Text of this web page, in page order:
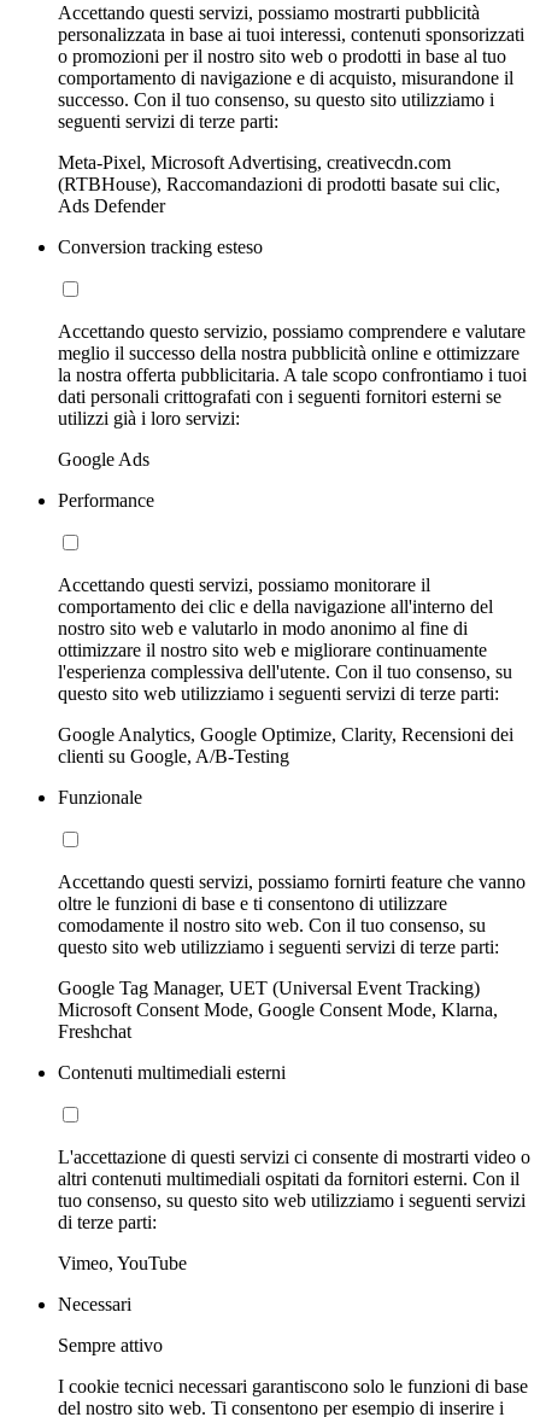
Accettando questi servizi, possiamo mostrarti pubblicità
personalizzata in base ai tuoi interessi, contenuti sponsorizzati
o promozioni per il nostro sito web o prodotti in base al tuo
comportamento di navigazione e di acquisto, misurandone il
successo. Con il tuo consenso, su questo sito utilizziamo i
seguenti servizi di terze parti:
Meta-Pixel, Microsoft Advertising, creativecdn.com
(RTBHouse), Raccomandazioni di prodotti basate sui clic,
Ads Defender
Conversion tracking esteso
Accettando questo servizio, possiamo comprendere e valutare
meglio il successo della nostra pubblicità online e ottimizzare
la nostra offerta pubblicitaria. A tale scopo confrontiamo i tuoi
dati personali crittografati con i seguenti fornitori esterni se
utilizzi già i loro servizi:
Google Ads
Performance
Accettando questi servizi, possiamo monitorare il
comportamento dei clic e della navigazione all'interno del
nostro sito web e valutarlo in modo anonimo al fine di
ottimizzare il nostro sito web e migliorare continuamente
l'esperienza complessiva dell'utente. Con il tuo consenso, su
questo sito web utilizziamo i seguenti servizi di terze parti:
Google Analytics, Google Optimize, Clarity, Recensioni dei
clienti su Google, A/B-Testing
Funzionale
Accettando questi servizi, possiamo fornirti feature che vanno
oltre le funzioni di base e ti consentono di utilizzare
comodamente il nostro sito web. Con il tuo consenso, su
questo sito web utilizziamo i seguenti servizi di terze parti:
Google Tag Manager, UET (Universal Event Tracking)
Microsoft Consent Mode, Google Consent Mode, Klarna,
Freshchat
Contenuti multimediali esterni
L'accettazione di questi servizi ci consente di mostrarti video o
altri contenuti multimediali ospitati da fornitori esterni. Con il
tuo consenso, su questo sito web utilizziamo i seguenti servizi
di terze parti:
Vimeo, YouTube
Necessari
Sempre attivo
I cookie tecnici necessari garantiscono solo le funzioni di base
del nostro sito web. Ti consentono per esempio di inserire i